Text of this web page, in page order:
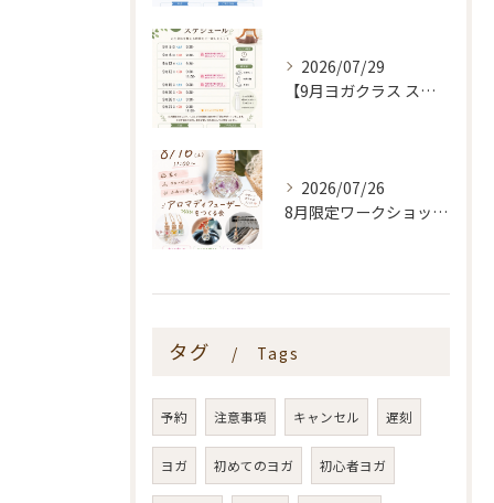
2026/07/29
【9月ヨガクラス スケジュールのお知らせ🌿】
2026/07/26
8月限定ワークショップ🌿🫧
タグ Tags
予約 注意事項 キャンセル 遅刻
ヨガ 初めてのヨガ 初心者ヨガ